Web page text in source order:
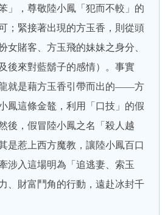
」，尊敬陸小鳳「犯而不較」的
；緊接著出現的方玉香，則從頭
女賭客、方玉飛的妹妹之身分、
後來對藍鬍子的感情）。事實
龍就是藉方玉香引帶而出的——方
鳳這條金鼇，利用「口技」的假
後，假冒陸小鳳之名「殺人越
是惹上西方魔教，讓陸小鳳百口
涉入這場明為「追逃妻、索玉
、財富鬥角的行動，遠赴冰封千